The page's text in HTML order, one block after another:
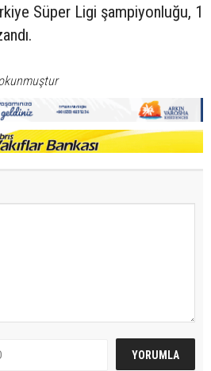
Süper Ligi şampiyonluğu, 1